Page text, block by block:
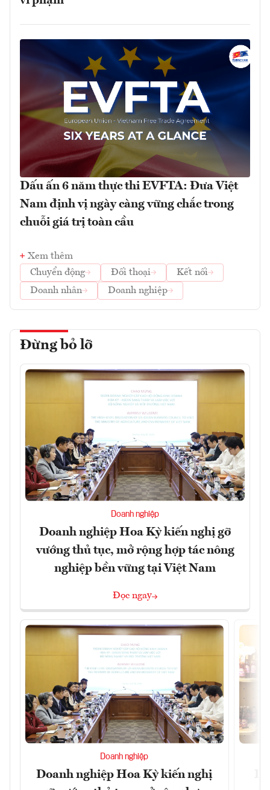
Dấu ấn 6 năm thực thi EVFTA: Đưa Việt
Nam định vị ngày càng vững chắc trong
chuỗi giá trị toàn cầu
Xem thêm
Chuyển động
Đối thoại
Kết nối
Doanh nhân
Doanh nghiệp
Đừng bỏ lỡ
Doanh nghiệp
Doanh nghiệp Hoa Kỳ kiến nghị gỡ
vướng thủ tục, mở rộng hợp tác nông
nghiệp bền vững tại Việt Nam
Đọc ngay
Doanh nghiệp
Doanh nghiệp Hoa Kỳ kiến nghị